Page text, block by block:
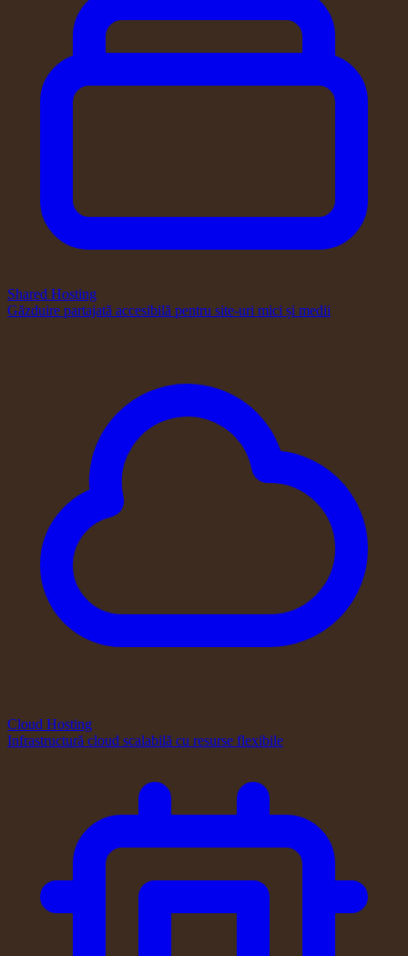
Shared Hosting
Găzduire partajată accesibilă pentru site-uri mici și medii
Cloud Hosting
Infrastructură cloud scalabilă cu resurse flexibile